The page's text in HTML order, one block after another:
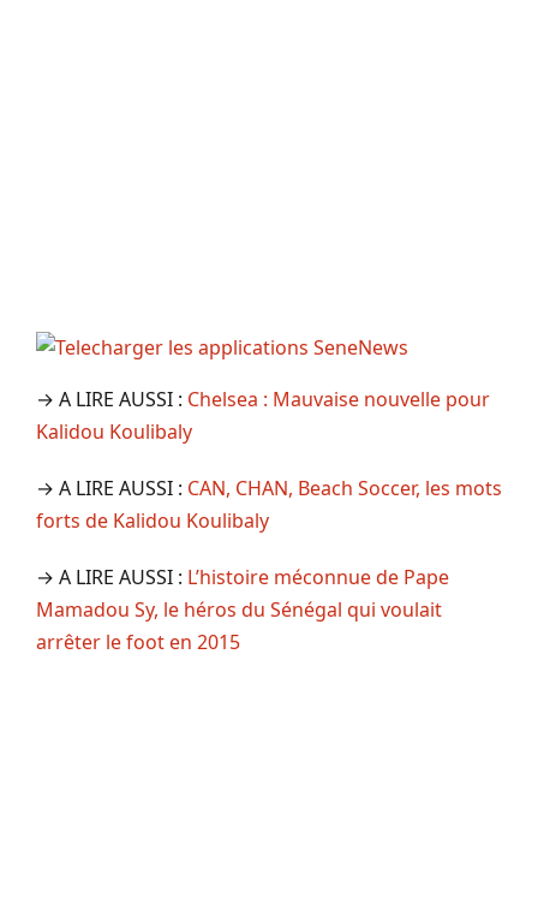
→ A LIRE AUSSI : Chelsea : Mauvaise nouvelle pour
Kalidou Koulibaly
→ A LIRE AUSSI : CAN, CHAN, Beach Soccer, les mots
forts de Kalidou Koulibaly
→ A LIRE AUSSI : L’histoire méconnue de Pape
Mamadou Sy, le héros du Sénégal qui voulait
arrêter le foot en 2015